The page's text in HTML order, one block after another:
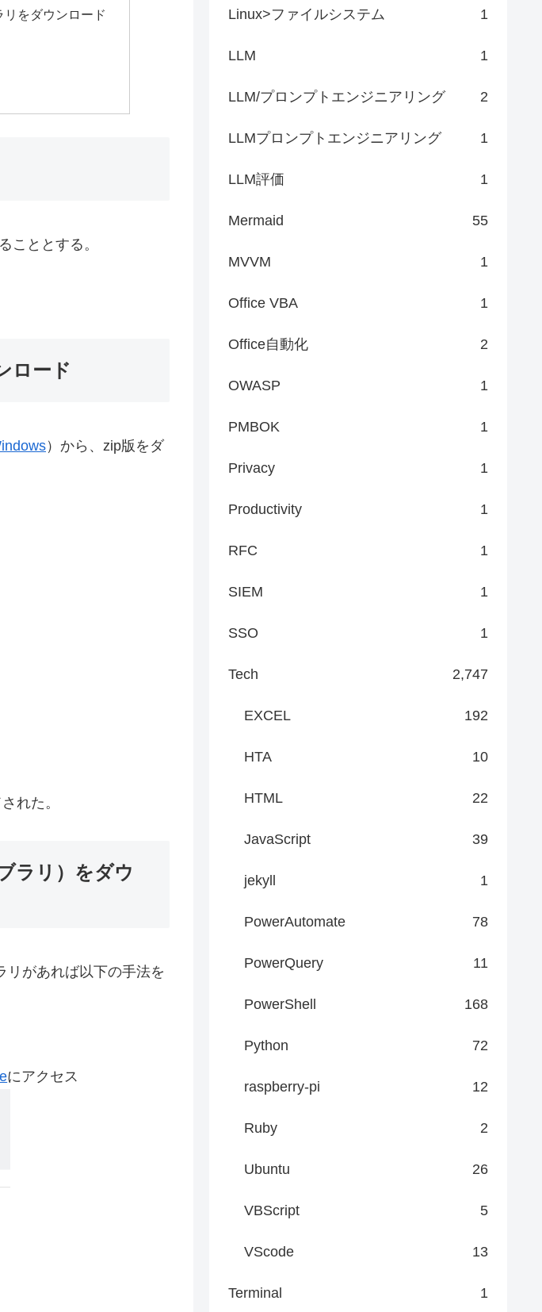
をダウンロード
こととする。
ロード
）から、zip版をダ
れた。
ラリ）をダウ
リがあれば以下の手法を
にアクセス
Linux>ファイルシステム 1
LLM 1
LLM/プロンプトエンジニアリング 2
LLMプロンプトエンジニアリング 1
LLM評価 1
Mermaid 55
MVVM 1
Office VBA 1
Office自動化 2
OWASP 1
PMBOK 1
Privacy 1
Productivity 1
RFC 1
SIEM 1
SSO 1
Tech 2,747
EXCEL 192
HTA 10
HTML 22
JavaScript 39
jekyll 1
PowerAutomate 78
PowerQuery 11
PowerShell 168
Python 72
raspberry-pi 12
Ruby 2
Ubuntu 26
VBScript 5
VScode 13
Terminal 1